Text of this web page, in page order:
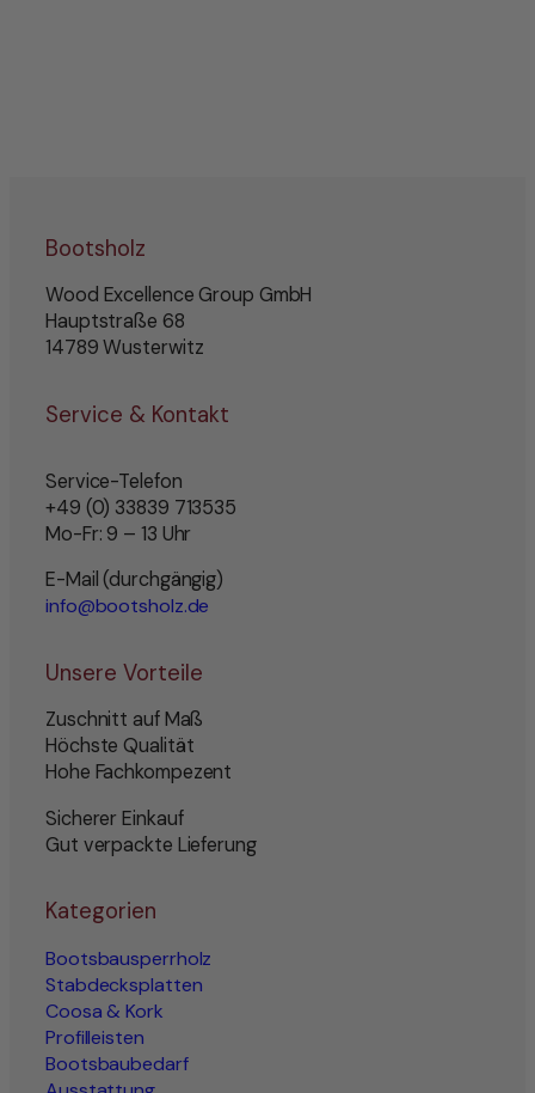
Bootsholz
Wood Excellence Group GmbH
Hauptstraße 68
14789 Wusterwitz
Service & Kontakt
Service-Telefon
+49 (0) 33839 713535
Mo-Fr: 9 – 13 Uhr
E-Mail (durchgängig)
info@bootsholz.de
Unsere Vorteile
Zuschnitt auf Maß
Höchste Qualität
Hohe Fachkompezent
Sicherer Einkauf
Gut verpackte Lieferung
Kategorien
Bootsbausperrholz
Stabdecksplatten
Coosa & Kork
Profilleisten
Bootsbaubedarf